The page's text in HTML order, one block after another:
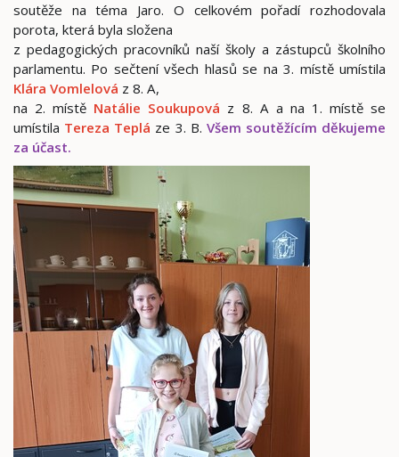
soutěže na téma Jaro. O celkovém pořadí rozhodovala
porota, která byla složena
z pedagogických pracovníků naší školy a zástupců školního
parlamentu. Po sečtení všech hlasů se na 3. místě umístila
Klára Vomlelová z 8. A,
na 2. místě Natálie Soukupová z 8. A a na 1. místě se
umístila Tereza Teplá ze 3. B. Všem soutěžícím děkujeme
za účast.